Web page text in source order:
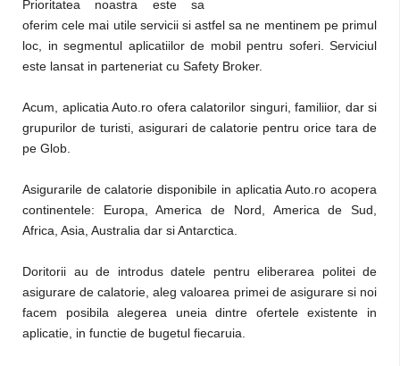
Prioritatea noastra este sa
oferim cele mai utile servicii si astfel sa ne mentinem pe primul
loc, in segmentul aplicatiilor de mobil pentru soferi. Serviciul
este lansat in parteneriat cu Safety Broker.
Acum, aplicatia Auto.ro ofera calatorilor singuri, familiior, dar si
grupurilor de turisti, asigurari de calatorie pentru orice tara de
pe Glob.
Asigurarile de calatorie disponibile in aplicatia Auto.ro acopera
continentele: Europa, America de Nord, America de Sud,
Africa, Asia, Australia dar si Antarctica.
Doritorii au de introdus datele pentru eliberarea politei de
asigurare de calatorie, aleg valoarea primei de asigurare si noi
facem posibila alegerea uneia dintre ofertele existente in
aplicatie, in functie de bugetul fiecaruia.